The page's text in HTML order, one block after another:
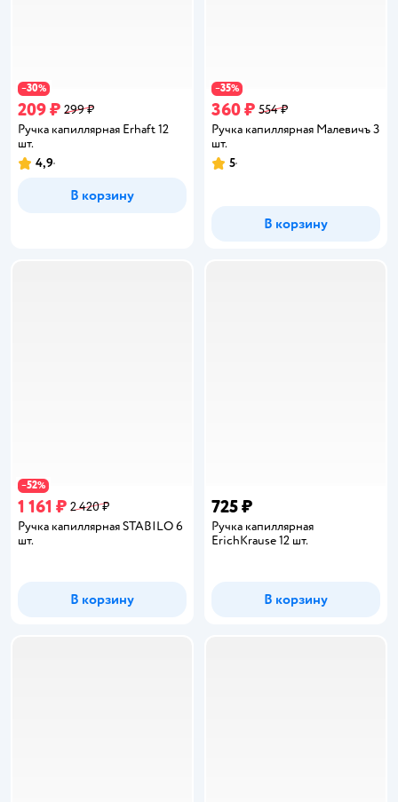
−30%
209 ₽ 299 ₽
Ручка капиллярная Erhaft 12
шт.
Рейтинг:
4,9
В корзину
−35%
360 ₽ 554 ₽
Ручка капиллярная Малевичъ 3
шт.
Рейтинг:
5
В корзину
−52%
1 161 ₽ 2 420 ₽
Ручка капиллярная STABILO 6
шт.
В корзину
725 ₽
Ручка капиллярная
ErichKrause 12 шт.
В корзину